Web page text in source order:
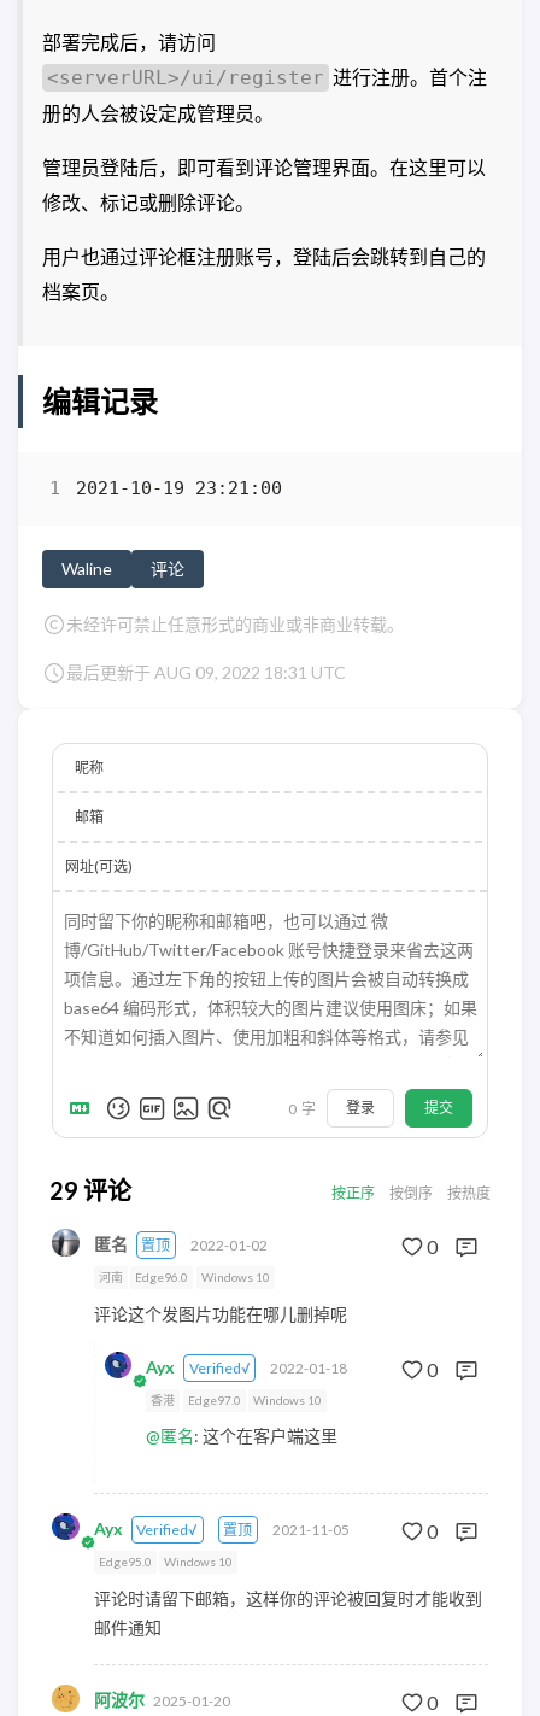
部署完成后，请访问
<serverURL>/ui/register 进行注册。首个注
册的人会被设定成管理员。
管理员登陆后，即可看到评论管理界面。在这里可以
修改、标记或删除评论。
用户也通过评论框注册账号，登陆后会跳转到自己的
档案页。
编辑记录
Waline 评论
未经许可禁止任意形式的商业或非商业转载。
最后更新于 AUG 09, 2022 18:31 UTC
昵称
邮箱
网址(可选)
0 字 登录 提交
29 评论 按正序 按倒序 按热度
匿名 置顶 2022-01-02 0
河南 Edge96.0 Windows 10
评论这个发图片功能在哪儿删掉呢
Ayx Verified√ 2022-01-18 0
香港 Edge97.0 Windows 10
@匿名: 这个在客户端这里
Ayx Verified√ 置顶 2021-11-05 0
Edge95.0 Windows 10
评论时请留下邮箱，这样你的评论被回复时才能收到
邮件通知
阿波尔 2025-01-20 0